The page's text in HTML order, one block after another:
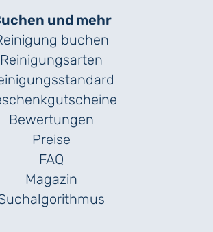
und mehr
buchen
Reinigungsarten
Bewertungen
Preise
FAQ
Magazin